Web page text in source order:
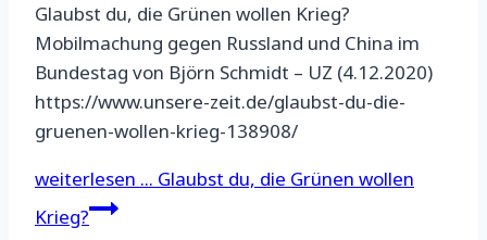
Glaubst du, die Grünen wollen Krieg?
Mobilmachung gegen Russland und China im
Bundestag von Björn Schmidt – UZ (4.12.2020)
https://www.unsere-zeit.de/glaubst-du-die-
gruenen-wollen-krieg-138908/
weiterlesen ... Glaubst du, die Grünen wollen
Krieg?